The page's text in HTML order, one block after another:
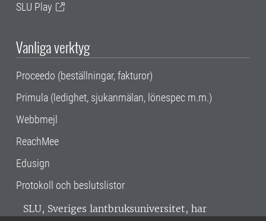
SLU Play
Vanliga verktyg
Proceedo (beställningar, fakturor)
Primula (ledighet, sjukanmälan, lönespec m.m.)
Webbmejl
ReachMee
Edusign
Protokoll och beslutslistor
SLU, Sveriges lantbruksuniversitet, har